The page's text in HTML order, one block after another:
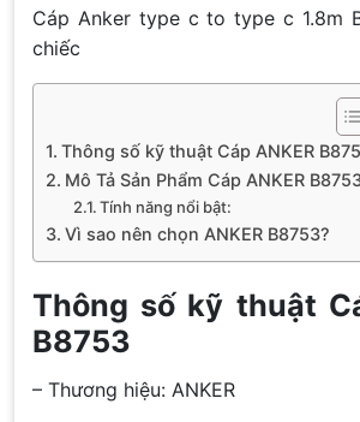
Cáp Anker type c to type c 1.8m
chiếc
Thông số kỹ thuật Cáp ANKER
Mô Tả Sản Phẩm Cáp ANKER
Tính năng nổi bật:
Vì sao nên chọn ANKER B8753?
Thông số kỹ thuật
B8753
– Thương hiệu: ANKER